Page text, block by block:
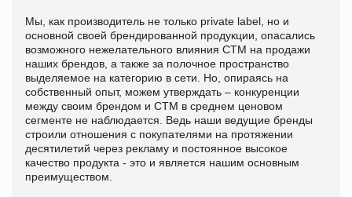
Мы, как производитель не только private lаbel, но и
основной своей брендированной продукции, опасались
возможного нежелательного влияния СТМ на продажи
наших брендов, а также за полочное пространство
выделяемое на категорию в сети. Но, опираясь на
собственный опыт, можем утверждать – конкуренции
между своим брендом и СТМ в среднем ценовом
сегменте не наблюдается. Ведь наши ведущие бренды
строили отношения с покупателями на протяжении
десятилетий через рекламу и постоянное высокое
качество продукта - это и является нашим основным
преимуществом.